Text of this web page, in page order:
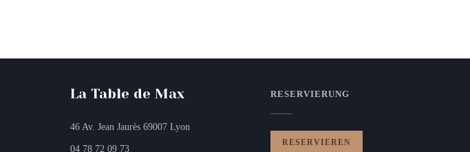
La Table de Max
46 Av. Jean Jaurès 69007 Lyon
04 78 72 09 73
RESERVIERUNG
RESERVIEREN